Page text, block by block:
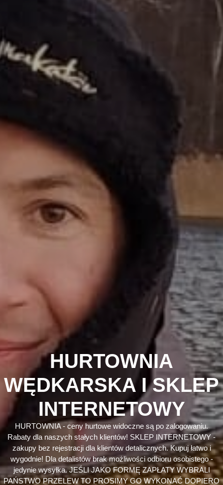
HURTOWNIA
WĘDKARSKA I SKLEP
INTERNETOWY
HURTOWNIA - ceny hurtowe widoczne są po zalogowaniu.
Rabaty dla naszych stałych klientów! SKLEP INTERNETOWY -
zakupy bez rejestracji dla klientów detalicznych. Kupuj łatwo i
wygodnie! Dla detalistów brak możliwości odbioru osobistego -
jedynie wysyłka. JEŚLI JAKO FORMĘ ZAPŁATY WYBRALI
PAŃSTWO PRZELEW TO PROSIMY GO WYKONAĆ DOPIERO